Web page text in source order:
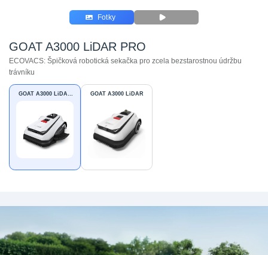
Fotky
GOAT A3000 LiDAR PRO
ECOVACS: Špičková robotická sekačka pro zcela bezstarostnou údržbu
trávníku
GOAT A3000 LiDAR GOAT A3000 LiDAR